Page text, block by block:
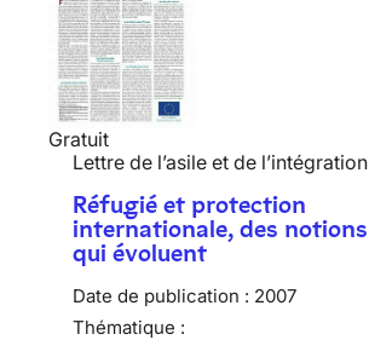
Gratuit
Lettre de l’asile et de l’intégration
Réfugié et protection
internationale, des notions
qui évoluent
Date de publication : 2007
Thématique :